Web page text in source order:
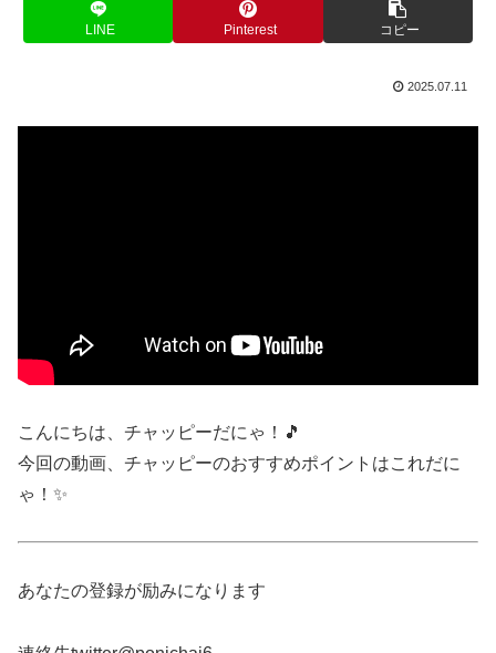
LINE Pinterest コピー
2025.07.11
こんにちは、チャッピーだにゃ！🎵
今回の動画、チャッピーのおすすめポイントはこれだに
ゃ！✨
あなたの登録が励みになります